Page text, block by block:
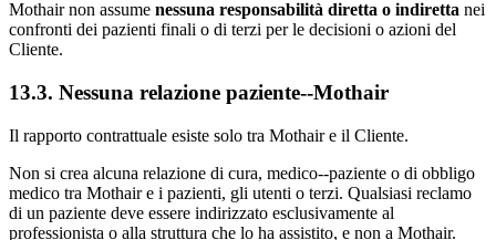
Mothair non assume nessuna responsabilità diretta o indiretta nei
confronti dei pazienti finali o di terzi per le decisioni o azioni del
Cliente.
13.3. Nessuna relazione paziente--Mothair
Il rapporto contrattuale esiste solo tra Mothair e il Cliente.
Non si crea alcuna relazione di cura, medico--paziente o di obbligo
medico tra Mothair e i pazienti, gli utenti o terzi. Qualsiasi reclamo
di un paziente deve essere indirizzato esclusivamente al
professionista o alla struttura che lo ha assistito, e non a Mothair.